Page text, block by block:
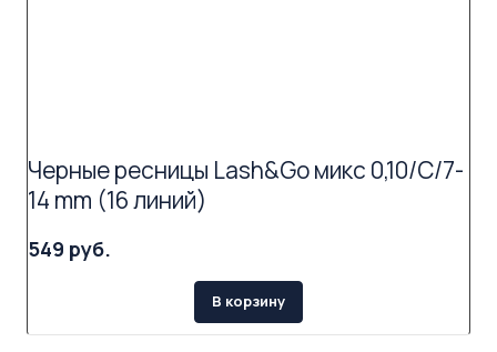
Черные ресницы Lash&Go микс 0,10/C/7-
14 mm (16 линий)
549 руб.
В корзину